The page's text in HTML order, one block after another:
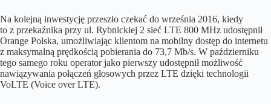
Na kolejną inwestycję przeszło czekać do września 2016, kiedy
to z przekaźnika przy ul. Rybnickiej 2 sieć LTE 800 MHz udostępnił
Orange Polska, umożliwiając klientom na mobilny dostęp do internetu
z maksymalną prędkością pobierania do 73,7 Mb/s. W październiku
tego samego roku operator jako pierwszy udostępnił możliwość
nawiązywania połączeń głosowych przez LTE dzięki technologii
VoLTE (Voice over LTE).